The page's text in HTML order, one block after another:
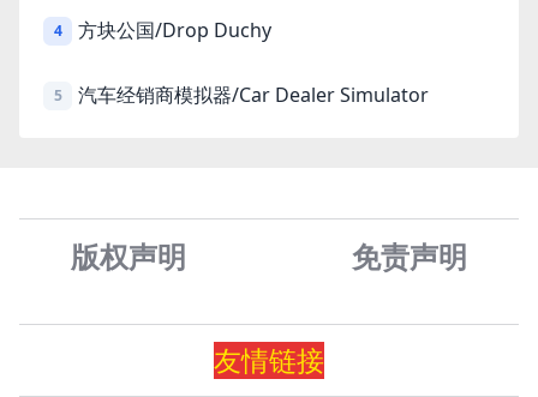
4 方块公国/Drop Duchy
5 汽车经销商模拟器/Car Dealer Simulator
版权声明 免责声明
友情链接